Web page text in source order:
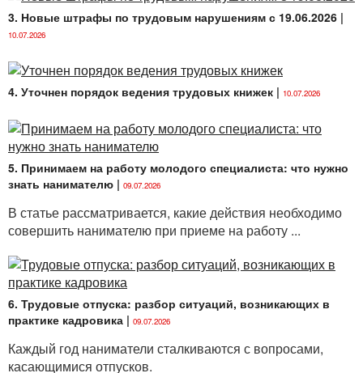
3. Новые штрафы по трудовым нарушениям с 19.06.2026 |
10.07.2026
4. Уточнен порядок ведения трудовых книжек | 10.07.2026
5. Принимаем на работу молодого специалиста: что нужно
знать нанимателю | 09.07.2026
В статье рассматривается, какие действия необходимо
совершить нанимателю при приеме на работу ...
6. Трудовые отпуска: разбор ситуаций, возникающих в
практике кадровика | 09.07.2026
Каждый год наниматели сталкиваются с вопросами,
касающимися отпусков.